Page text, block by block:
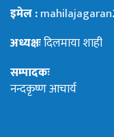
इमेल :
अध्यक्षःदिलमाया शाही
सम्पादकः
नन्दकृष्ण आचार्य